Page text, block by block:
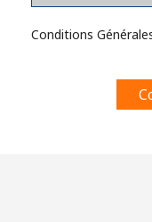
Conditions